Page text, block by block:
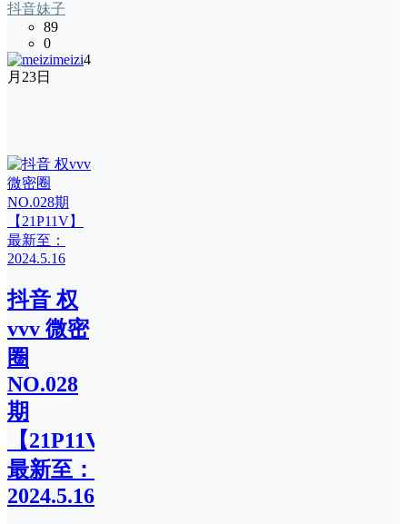
抖音妹子
89
0
meizi4
月23日
抖音 权
vvv 微密
圈
NO.028
期
【21P11V】
最新至：
2024.5.16